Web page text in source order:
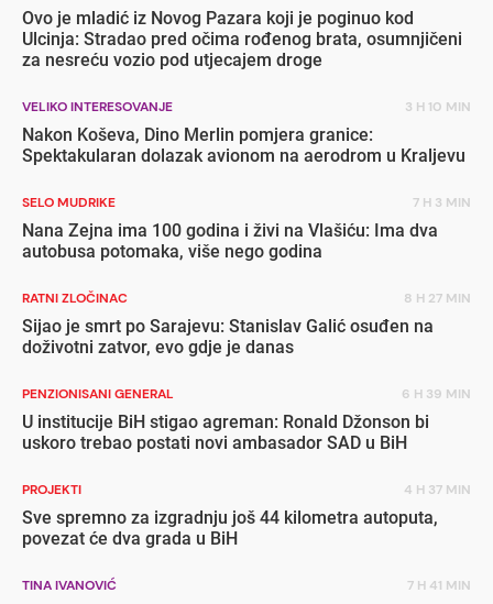
Ovo je mladić iz Novog Pazara koji je poginuo kod
Ulcinja: Stradao pred očima rođenog brata, osumnjičeni
za nesreću vozio pod utjecajem droge
VELIKO INTERESOVANJE 3 H 10 MIN
Nakon Koševa, Dino Merlin pomjera granice:
Spektakularan dolazak avionom na aerodrom u Kraljevu
SELO MUDRIKE 7 H 3 MIN
Nana Zejna ima 100 godina i živi na Vlašiću: Ima dva
autobusa potomaka, više nego godina
RATNI ZLOČINAC 8 H 27 MIN
Sijao je smrt po Sarajevu: Stanislav Galić osuđen na
doživotni zatvor, evo gdje je danas
PENZIONISANI GENERAL 6 H 39 MIN
U institucije BiH stigao agreman: Ronald Džonson bi
uskoro trebao postati novi ambasador SAD u BiH
PROJEKTI 4 H 37 MIN
Sve spremno za izgradnju još 44 kilometra autoputa,
povezat će dva grada u BiH
TINA IVANOVIĆ 7 H 41 MIN